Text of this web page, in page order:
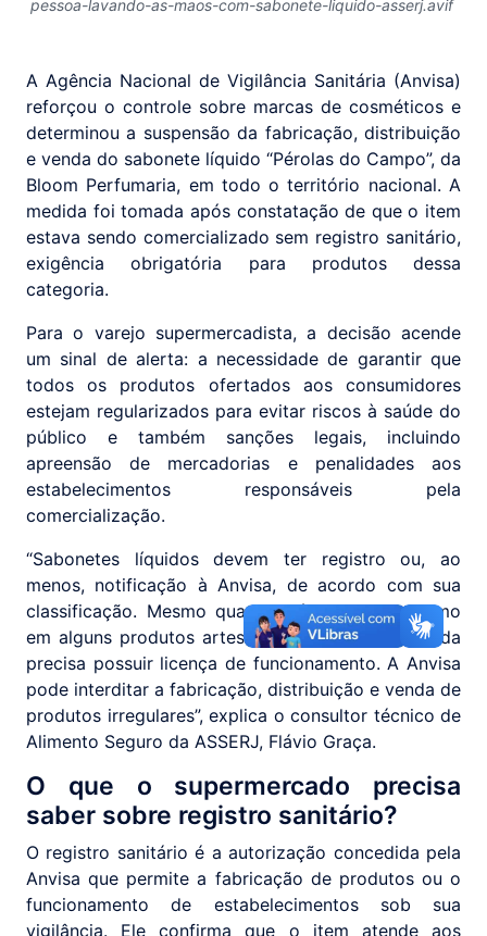
pessoa-lavando-as-maos-com-sabonete-liquido-asserj.avif
A Agência Nacional de Vigilância Sanitária (Anvisa)
reforçou o controle sobre marcas de cosméticos e
determinou a suspensão da fabricação, distribuição
e venda do sabonete líquido “Pérolas do Campo”, da
Bloom Perfumaria, em todo o território nacional. A
medida foi tomada após constatação de que o item
estava sendo comercializado sem registro sanitário,
exigência obrigatória para produtos dessa
categoria.
Para o varejo supermercadista, a decisão acende
um sinal de alerta: a necessidade de garantir que
todos os produtos ofertados aos consumidores
estejam regularizados para evitar riscos à saúde do
público e também sanções legais, incluindo
apreensão de mercadorias e penalidades aos
estabelecimentos responsáveis pela
comercialização.
“Sabonetes líquidos devem ter registro ou, ao
menos, notificação à Anvisa, de acordo com sua
classificação. Mesmo quando há isenção — como
em alguns produtos artesanais — a empresa ainda
precisa possuir licença de funcionamento. A Anvisa
pode interditar a fabricação, distribuição e venda de
produtos irregulares”, explica o consultor técnico de
Alimento Seguro da ASSERJ, Flávio Graça.
O que o supermercado precisa
saber sobre registro sanitário?
O registro sanitário é a autorização concedida pela
Anvisa que permite a fabricação de produtos ou o
funcionamento de estabelecimentos sob sua
vigilância. Ele confirma que o item atende aos